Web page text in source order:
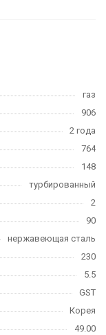
газ
906
2 года
764
148
турбированный
2
90
нержавеющая сталь
230
5.5
GST
Корея
49.00